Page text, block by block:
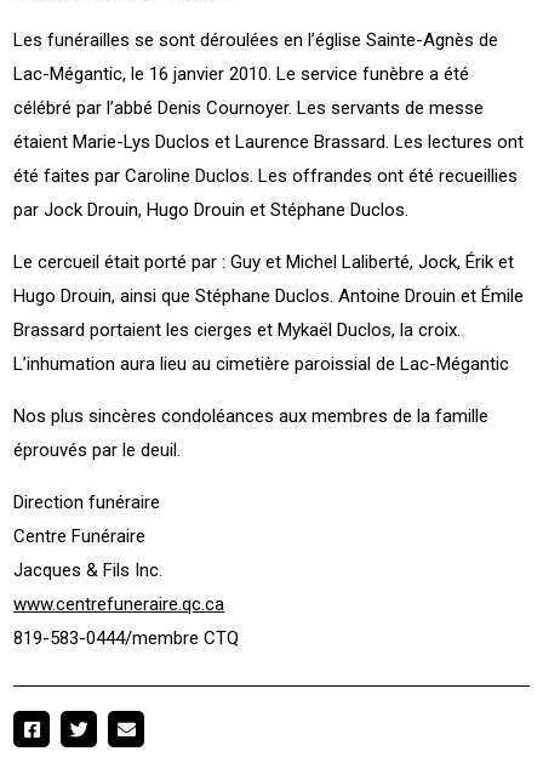
Les funérailles se sont déroulées en l’église Sainte-Agnès de
Lac-Mégantic, le 16 janvier 2010. Le service funèbre a été
célébré par l’abbé Denis Cournoyer. Les servants de messe
étaient Marie-Lys Duclos et Laurence Brassard. Les lectures ont
été faites par Caroline Duclos. Les offrandes ont été recueillies
par Jock Drouin, Hugo Drouin et Stéphane Duclos.
Le cercueil était porté par : Guy et Michel Laliberté, Jock, Érik et
Hugo Drouin, ainsi que Stéphane Duclos. Antoine Drouin et Émile
Brassard portaient les cierges et Mykaël Duclos, la croix.
L’inhumation aura lieu au cimetière paroissial de Lac-Mégantic
Nos plus sincères condoléances aux membres de la famille
éprouvés par le deuil.
Direction funéraire
Centre Funéraire
Jacques & Fils Inc.
www.centrefuneraire.qc.ca
819-583-0444/membre CTQ